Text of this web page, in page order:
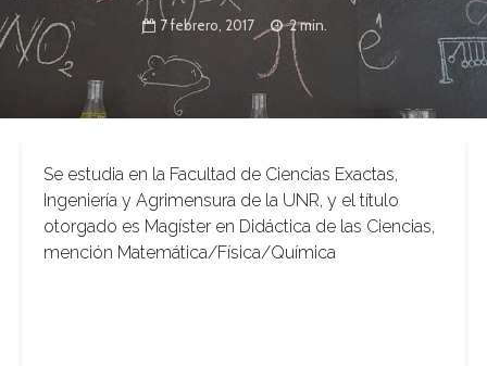
7 febrero, 2017 2 min.
Se estudia en la Facultad de Ciencias Exactas,
Ingeniería y Agrimensura de la UNR, y el título
otorgado es Magíster en Didáctica de las Ciencias,
mención Matemática/Física/Química